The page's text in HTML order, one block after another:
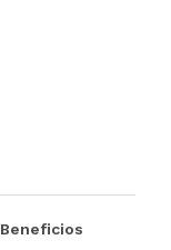
Beneficios